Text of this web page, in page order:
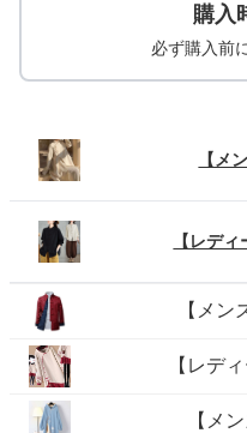
購入
必ず購入前
【メ
【レデ
【メン
【レデ
【メ